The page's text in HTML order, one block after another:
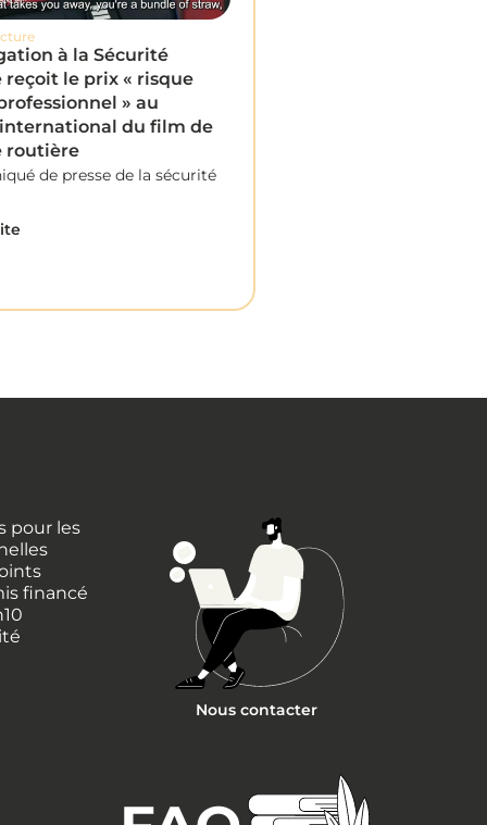
à la Sécurité
le prix « risque
» au
du film de
routière
de presse de la sécurité
pour les
financé
Nous contacter